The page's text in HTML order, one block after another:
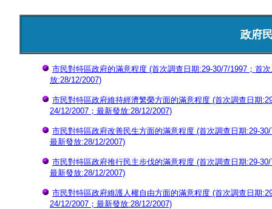
政府
市民對特區政府的滿意程度 (首次調查日期:29-30/7/1997；首
放:28/12/2007)
市民對特區政府維持經濟繁榮方面的滿意程度 (首次調查日期
24/12/2007；最新發放:28/12/2007)
市民對特區政府改善民生方面的滿意程度 (首次調查日期:29-
最新發放:28/12/2007)
市民對特區政府推行民主步伐的滿意程度 (首次調查日期:29-
最新發放:28/12/2007)
市民對特區政府維護人權自由方面的滿意程度 (首次調查日期
24/12/2007；最新發放:28/12/2007)